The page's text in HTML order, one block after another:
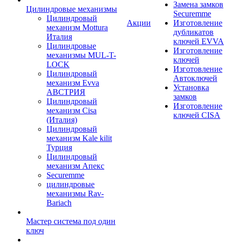
Цилиндровые механизмы
Цилиндровый
механизм Mottura
Италия
Цилиндровые
механизмы MUL-T-
LOCK
Цилиндровый
механизм Evva
АВСТРИЯ
Цилиндровый
механизм Cisa
(Италия)
Цилиндровый
механизм Kale kilit
Турция
Цилиндровый
механизм Апекс
Securemme
цилиндровые
механизмы Rav-
Bariach
Мастер система под один
ключ
Акции
Замена замков
Securemme
Изготовление
дубликатов
ключей EVVA
Изготовление
ключей
Изготовление
Автоключей
Установка
замков
Изготовление
ключей CISA